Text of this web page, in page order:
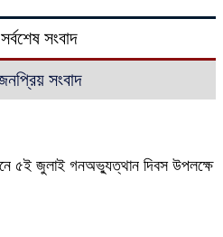
সর্বশেষ সংবাদ
সংবাদ
৫ই জুলাই গনঅভ্যুত্থান দিবস উপলক্ষে